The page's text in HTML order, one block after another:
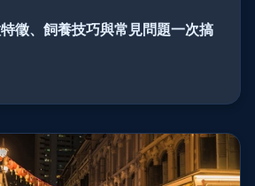
徵、飼養技巧與常見問題一次搞